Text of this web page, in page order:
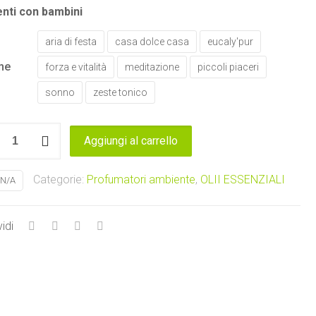
con bambini
aria di festa casa dolce casa eucaly'pur
forza e vitalità meditazione piccoli piaceri
sonno zeste tonico
Aggiungi al carrello
N/A Categorie: Profumatori ambiente, OLII ESSENZIALI